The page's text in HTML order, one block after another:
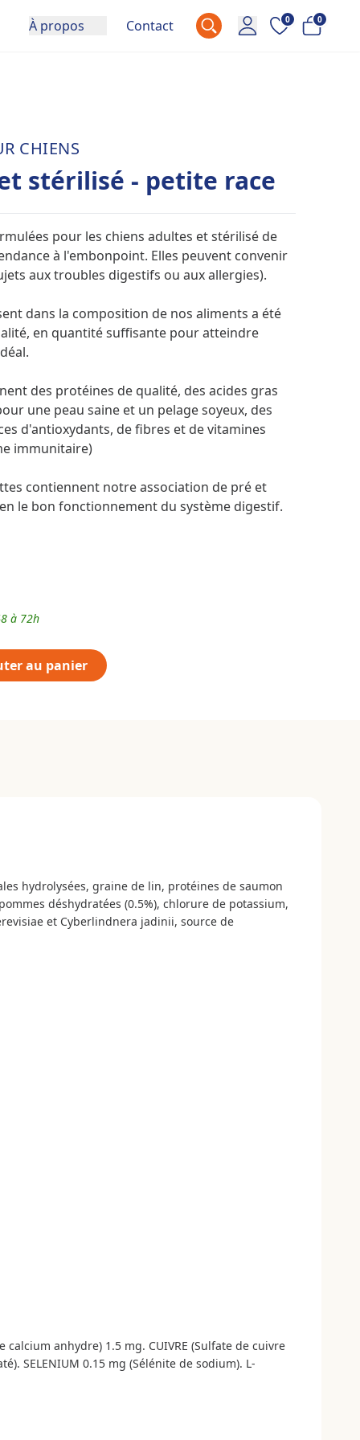
À propos Contact 0 0
CHIENS
stérilisé - petite race
pour les chiens adultes et stérilisé de
à l'embonpoint. Elles peuvent convenir
aux troubles digestifs ou aux allergies).
dans la composition de nos aliments a été
en quantité suffisante pour atteindre
des protéines de qualité, des acides gras
une peau saine et un pelage soyeux, des
d'antioxydants, de fibres et de vitamines
immunitaire)
contiennent notre association de pré et
le bon fonctionnement du système digestif.
à 72h
au panier
hydrolysées, graine de lin, protéines de saumon
déshydratées (0.5%), chlorure de potassium,
et Cyberlindnera jadinii, source de
anhydre) 1.5 mg. CUIVRE (Sulfate de cuivre
SELENIUM 0.15 mg (Sélénite de sodium). L-